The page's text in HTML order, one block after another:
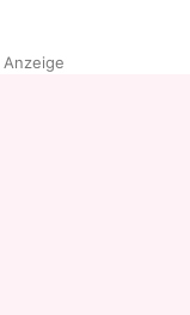
Anzeige